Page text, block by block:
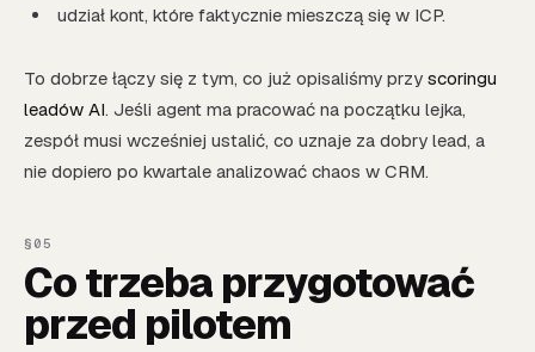
udział kont, które faktycznie mieszczą się w ICP.
To dobrze łączy się z tym, co już opisaliśmy przy scoringu
leadów AI. Jeśli agent ma pracować na początku lejka,
zespół musi wcześniej ustalić, co uznaje za dobry lead, a
nie dopiero po kwartale analizować chaos w CRM.
Co trzeba przygotować
przed pilotem